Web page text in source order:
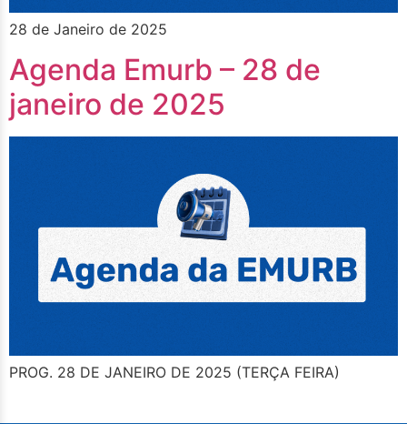
28 de Janeiro de 2025
Agenda Emurb – 28 de
janeiro de 2025
PROG. 28 DE JANEIRO DE 2025 (TERÇA FEIRA)